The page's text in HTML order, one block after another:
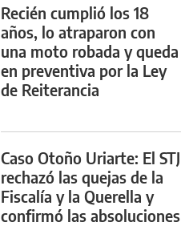
Recién cumplió los 18
años, lo atraparon con
una moto robada y queda
en preventiva por la Ley
de Reiterancia
Caso Otoño Uriarte: El STJ
rechazó las quejas de la
Fiscalía y la Querella y
confirmó las absoluciones